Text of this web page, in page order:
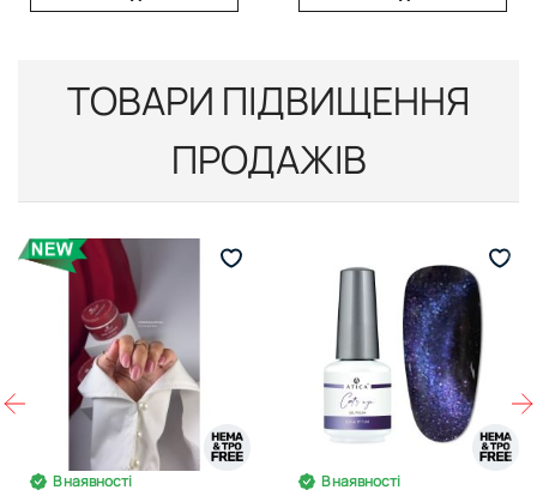
ТОВАРИ ПІДВИЩЕННЯ
ПРОДАЖІВ
В наявності В наявності